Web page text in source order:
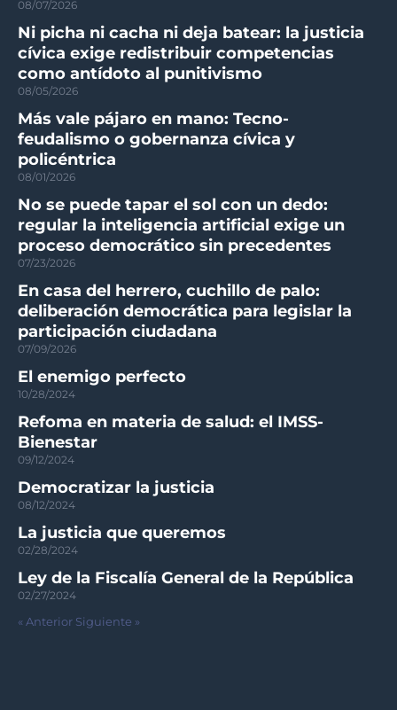
08/07/2026
Ni picha ni cacha ni deja batear: la justicia
cívica exige redistribuir competencias
como antídoto al punitivismo
08/05/2026
Más vale pájaro en mano: Tecno-
feudalismo o gobernanza cívica y
policéntrica
08/01/2026
No se puede tapar el sol con un dedo:
regular la inteligencia artificial exige un
proceso democrático sin precedentes
07/23/2026
En casa del herrero, cuchillo de palo:
deliberación democrática para legislar la
participación ciudadana
07/09/2026
El enemigo perfecto
10/28/2024
Refoma en materia de salud: el IMSS-
Bienestar
09/12/2024
Democratizar la justicia
08/12/2024
La justicia que queremos
02/28/2024
Ley de la Fiscalía General de la República
02/27/2024
« Anterior Siguiente »